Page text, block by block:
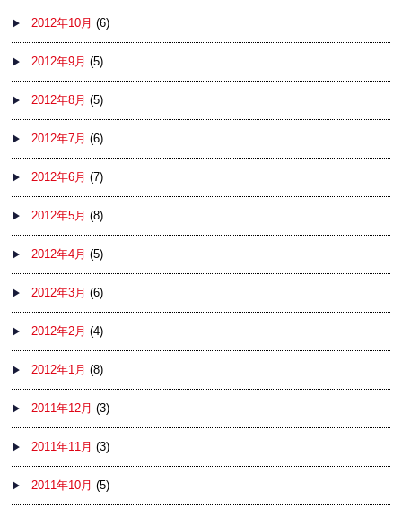
2012年10月 (6)
2012年9月 (5)
2012年8月 (5)
2012年7月 (6)
2012年6月 (7)
2012年5月 (8)
2012年4月 (5)
2012年3月 (6)
2012年2月 (4)
2012年1月 (8)
2011年12月 (3)
2011年11月 (3)
2011年10月 (5)